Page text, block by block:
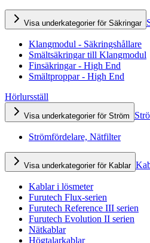
Visa underkategorier för Säkringar
Klangmodul - Säkringshållare
Smältsäkringar till Klangmodul
Finsäkringar - High End
Smältproppar - High End
Hörlursställ
Visa underkategorier för Ström
Strömfördelare, Nätfilter
Visa underkategorier för Kablar
Kablar i lösmeter
Furutech Flux-serien
Furutech Reference III serien
Furutech Evolution II serien
Nätkablar
Högtalarkablar